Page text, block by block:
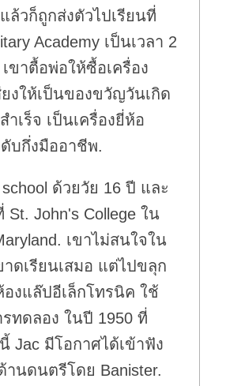
วก็ถูกส่งตัวไปเรียนที่
Academy เป็นเวลา 2
ขาตื้อพ่อให้ซื้อเครื่อง
งให้เป็นของขวัญวันเกิด
ำเร็จ เป็นเครื่องยี่ห้อ
ดับกึ่งมืออาชีพ.
ด้วยวัย 16 ปี และ
St. John's College ใน
เขาไม่สนใจใน
ดเรียนเสมอ แต่ไปขลุก
องแล๊ปอีเล็กโทรนิค ใช้
รทดลอง ในปี 1950 ที่
Jac มีโอกาศได้เข้าฟัง
านดนตรีโดย Banister.